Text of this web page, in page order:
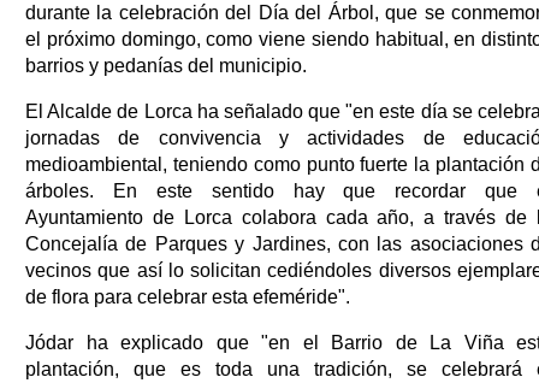
durante la celebración del Día del Árbol, que se
el próximo domingo, como viene siendo habitual, en
barrios y pedanías del municipio.
El Alcalde de Lorca ha señalado que "en este día se
jornadas de convivencia y actividades de
medioambiental, teniendo como punto fuerte la plantación
árboles. En este sentido hay que recordar que
Ayuntamiento de Lorca colabora cada año, a través de
Concejalía de Parques y Jardines, con las asociaciones
vecinos que así lo solicitan cediéndoles diversos
de flora para celebrar esta efeméride".
Jódar ha explicado que "en el Barrio de La Viña
plantación, que es toda una tradición, se celebrará